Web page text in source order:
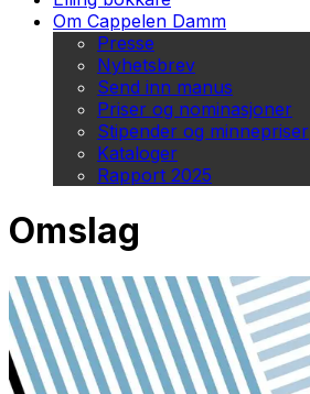
Om Cappelen Damm
Presse
Nyhetsbrev
Send inn manus
Priser og nominasjoner
Stipender og minnepriser
Kataloger
Rapport 2025
Omslag